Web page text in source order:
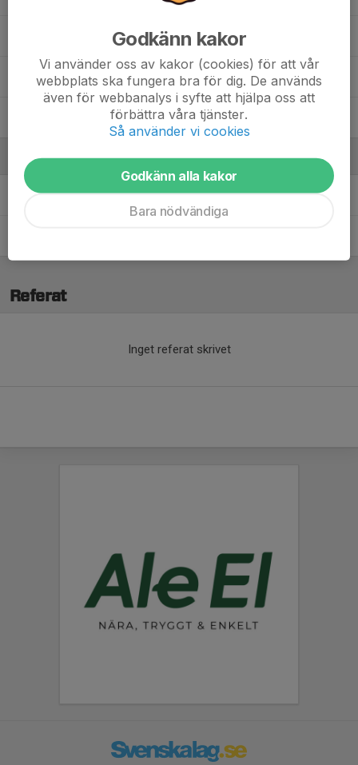
Sebastian Alingcastre
Vide Crona
Ledare
Jeffrey AlingcastreCoach
Referat
Inget referat skrivet
Godkänn kakor
Vi använder oss av kakor (cookies) för att vår
webbplats ska fungera bra för dig. De används
även för webbanalys i syfte att hjälpa oss att
förbättra våra tjänster.
Så använder vi cookies
Godkänn alla kakor
Bara nödvändiga